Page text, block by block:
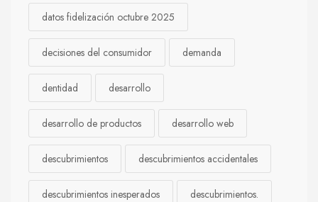
datos fidelización octubre 2025
decisiones del consumidor demanda
dentidad desarrollo
desarrollo de productos desarrollo web
descubrimientos descubrimientos accidentales
descubrimientos inesperados descubrimientos.